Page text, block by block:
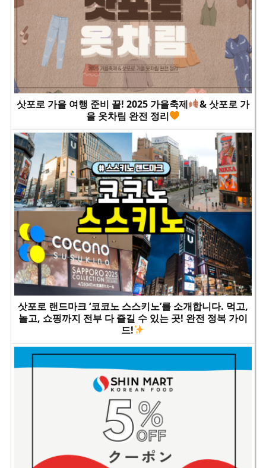
삿포로 가을 여행 준비 끝! 2025 가을축제
& 삿포로 가
을 옷차림 완전 정리
삿포로 랜드마크 ‘코코노 스스키노’를 소개합니다. 먹고,
놀고, 쇼핑까지 전부 다 즐길 수 있는 곳! 완전 정복 가이
드!